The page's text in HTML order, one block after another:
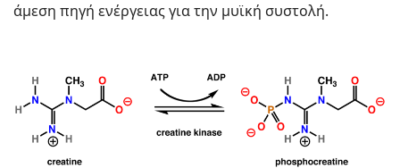
άμεση πηγή ενέργειας για την μυϊκή συστολή.